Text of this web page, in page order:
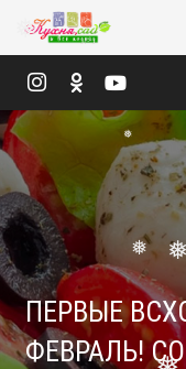
❅
❅
❅
❅
❅
ПЕРВЫЕ
ФЕВРАЛЬ!